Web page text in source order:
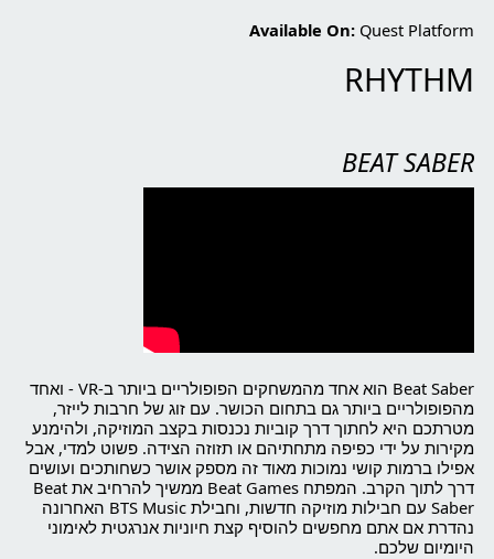
Available On: Quest Platform
RHYTHM
BEAT SABER
Beat Saber הוא אחד מהמשחקים הפופולריים ביותר ב-VR - ואחד
מהפופולריים ביותר גם בתחום הכושר. עם זוג של חרבות לייזר,
מטרתכם היא לחתוך דרך קוביות נכנסות בקצב המוזיקה, ולהימנע
מקירות על ידי כפיפה מתחתיהם או תזוזה הצידה. פשוט למדי, אבל
אפילו ברמות קושי נמוכות מאוד זה מספק אושר כשחותכים ועושים
דרך לתוך הקרב. המפתח Beat Games ממשיך להרחיב את Beat
Saber עם חבילות מוזיקה חדשות, וחבילת BTS Music האחרונה
נהדרת אם אתם מחפשים להוסיף קצת חיוניות אנרגטית לאימוני
היומיום שלכם.